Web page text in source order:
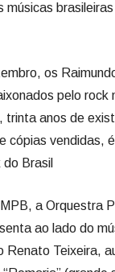
músicas
os
pelo rock
trinta anos de
cópias vendidas,
Brasil
a Orquestra
ao lado do
Renato Teixeira,